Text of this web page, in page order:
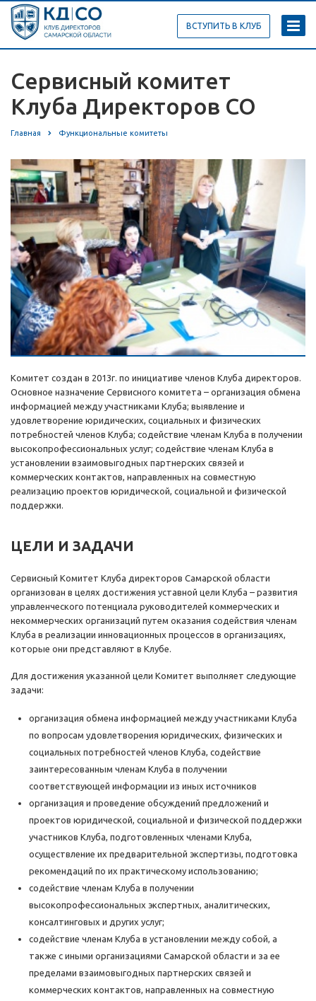
ВСТУПИТЬ В КЛУБ
Сервисный комитет
Клуба Директоров СО
Главная Функциональные комитеты
Комитет создан в 2013г. по инициативе членов Клуба директоров.
Основное назначение Сервисного комитета – организация обмена
информацией между участниками Клуба; выявление и
удовлетворение юридических, социальных и физических
потребностей членов Клуба; содействие членам Клуба в получении
высокопрофессиональных услуг; содействие членам Клуба в
установлении взаимовыгодных партнерских связей и
коммерческих контактов, направленных на совместную
реализацию проектов юридической, социальной и физической
поддержки.
ЦЕЛИ И ЗАДАЧИ
Сервисный Комитет Клуба директоров Самарской области
организован в целях достижения уставной цели Клуба – развития
управленческого потенциала руководителей коммерческих и
некоммерческих организаций путем оказания содействия членам
Клуба в реализации инновационных процессов в организациях,
которые они представляют в Клубе.
Для достижения указанной цели Комитет выполняет следующие
задачи:
организация обмена информацией между участниками Клуба
по вопросам удовлетворения юридических, физических и
социальных потребностей членов Клуба, содействие
заинтересованным членам Клуба в получении
соответствующей информации из иных источников
организация и проведение обсуждений предложений и
проектов юридической, социальной и физической поддержки
участников Клуба, подготовленных членами Клуба,
осуществление их предварительной экспертизы, подготовка
рекомендаций по их практическому использованию;
содействие членам Клуба в получении
высокопрофессиональных экспертных, аналитических,
консалтинговых и других услуг;
содействие членам Клуба в установлении между собой, а
также с иными организациями Самарской области и за ее
пределами взаимовыгодных партнерских связей и
коммерческих контактов, направленных на совместную